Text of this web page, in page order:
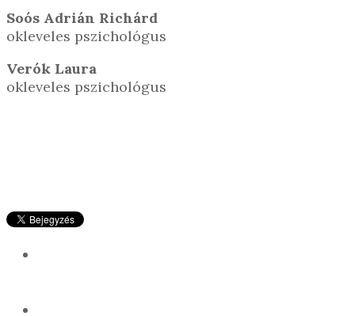
Soós Adrián Richárd
okleveles pszichológus
Verók Laura
okleveles pszichológus